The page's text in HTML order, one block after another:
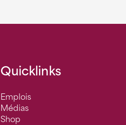
Quicklinks
Emplois
Médias
Shop